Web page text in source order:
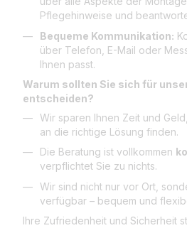
Pflegehinweise und
Bequeme Kommunikation:
über Telefon, E-Mail oder
Ihnen passt.
Warum sollten Sie sich für
entscheiden?
Wir sparen Ihnen Zeit und
an die richtige Lösung finden.
Die Beratung ist vollkommen
verpflichtet Sie zu nichts.
Wir sind nicht nur vor Ort,
verfügbar – bequem und
Ihre Zufriedenheit und Sicherheit